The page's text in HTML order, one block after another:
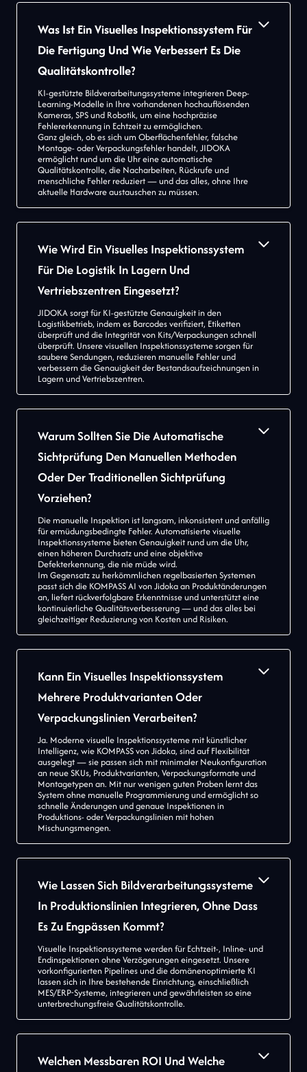
Was Ist Ein Visuelles Inspektionssystem Für
Die Fertigung Und Wie Verbessert Es Die
Qualitätskontrolle?
KI-gestützte Bildverarbeitungssysteme integrieren Deep-
Learning-Modelle in Ihre vorhandenen hochauflösenden
Kameras, SPS und Robotik, um eine hochpräzise
Fehlererkennung in Echtzeit zu ermöglichen.
Ganz gleich, ob es sich um Oberflächenfehler, falsche
Montage- oder Verpackungsfehler handelt, JIDOKA
ermöglicht rund um die Uhr eine automatische
Qualitätskontrolle, die Nacharbeiten, Rückrufe und
menschliche Fehler reduziert — und das alles, ohne Ihre
aktuelle Hardware austauschen zu müssen.
Wie Wird Ein Visuelles Inspektionssystem
Für Die Logistik In Lagern Und
Vertriebszentren Eingesetzt?
JIDOKA sorgt für KI-gestützte Genauigkeit in den
Logistikbetrieb, indem es Barcodes verifiziert, Etiketten
überprüft und die Integrität von Kits/Verpackungen schnell
überprüft. Unsere visuellen Inspektionssysteme sorgen für
saubere Sendungen, reduzieren manuelle Fehler und
verbessern die Genauigkeit der Bestandsaufzeichnungen in
Lagern und Vertriebszentren.
Warum Sollten Sie Die Automatische
Sichtprüfung Den Manuellen Methoden
Oder Der Traditionellen Sichtprüfung
Vorziehen?
Die manuelle Inspektion ist langsam, inkonsistent und anfällig
für ermüdungsbedingte Fehler. Automatisierte visuelle
Inspektionssysteme bieten Genauigkeit rund um die Uhr,
einen höheren Durchsatz und eine objektive
Defekterkennung, die nie müde wird.
Im Gegensatz zu herkömmlichen regelbasierten Systemen
passt sich die KOMPASS AI von Jidoka an Produktänderungen
an, liefert rückverfolgbare Erkenntnisse und unterstützt eine
kontinuierliche Qualitätsverbesserung — und das alles bei
gleichzeitiger Reduzierung von Kosten und Risiken.
Kann Ein Visuelles Inspektionssystem
Mehrere Produktvarianten Oder
Verpackungslinien Verarbeiten?
Ja. Moderne visuelle Inspektionssysteme mit künstlicher
Intelligenz, wie KOMPASS von Jidoka, sind auf Flexibilität
ausgelegt — sie passen sich mit minimaler Neukonfiguration
an neue SKUs, Produktvarianten, Verpackungsformate und
Montagetypen an. Mit nur wenigen guten Proben lernt das
System ohne manuelle Programmierung und ermöglicht so
schnelle Änderungen und genaue Inspektionen in
Produktions- oder Verpackungslinien mit hohen
Mischungsmengen.
Wie Lassen Sich Bildverarbeitungssysteme
In Produktionslinien Integrieren, Ohne Dass
Es Zu Engpässen Kommt?
Visuelle Inspektionssysteme werden für Echtzeit-, Inline- und
Endinspektionen ohne Verzögerungen eingesetzt. Unsere
vorkonfigurierten Pipelines und die domänenoptimierte KI
lassen sich in Ihre bestehende Einrichtung, einschließlich
MES/ERP-Systeme, integrieren und gewährleisten so eine
unterbrechungsfreie Qualitätskontrolle.
Welchen Messbaren ROI Und Welche